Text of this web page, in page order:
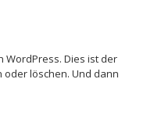
WordPress. Dies ist der
löschen. Und dann